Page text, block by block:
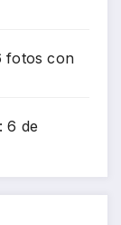
fotos con
6 de